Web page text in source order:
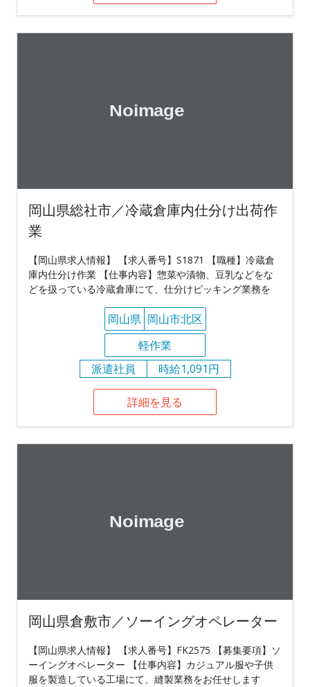
岡山県総社市／冷蔵倉庫内仕分け出荷作
業
【岡山県求人情報】 【求人番号】S1871 【職種】冷蔵倉
庫内仕分け作業 【仕事内容】惣菜や漬物、豆乳などをな
どを扱っている冷蔵倉庫にて、仕分けピッキング業務を
岡山県 岡山市北区
軽作業
派遣社員
時給1,091円
詳細を見る
岡山県倉敷市／ソーイングオペレーター
【岡山県求人情報】 【求人番号】FK2575 【募集要項】ソ
ーイングオペレーター 【仕事内容】カジュアル服や子供
服を製造している工場にて、縫製業務をお任せします